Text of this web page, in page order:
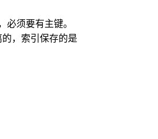
须要有主键。
，索引保存的是